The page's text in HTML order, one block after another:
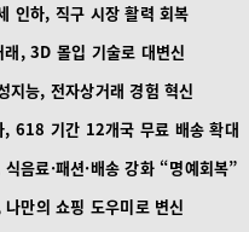
인하, 직구 시장 활력 회복
래, 3D 몰입 기술로 대변신
지능, 전자상거래 경험 혁신
, 618 기간 12개국 무료 배송 확대
음료·패션·배송 강화 “명예회복”
만의 쇼핑 도우미로 변신